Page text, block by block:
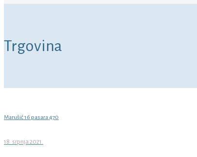
Trgovina
Marušič 16 pasara 470
18. srpnja 2021.